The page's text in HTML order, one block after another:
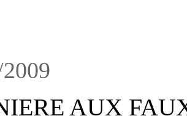
AUX